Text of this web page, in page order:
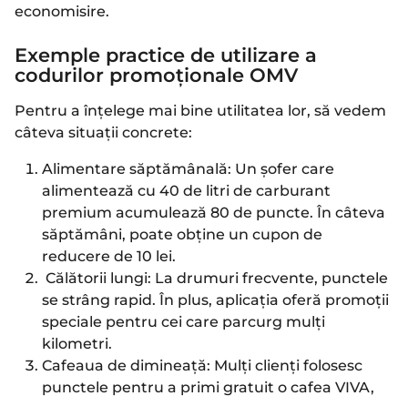
economisire.
Exemple practice de utilizare a
codurilor promoționale OMV
Pentru a înțelege mai bine utilitatea lor, să vedem
câteva situații concrete:
Alimentare săptămânală: Un șofer care
alimentează cu 40 de litri de carburant
premium acumulează 80 de puncte. În câteva
săptămâni, poate obține un cupon de
reducere de 10 lei.
Călătorii lungi: La drumuri frecvente, punctele
se strâng rapid. În plus, aplicația oferă promoții
speciale pentru cei care parcurg mulți
kilometri.
Cafeaua de dimineață: Mulți clienți folosesc
punctele pentru a primi gratuit o cafea VIVA,